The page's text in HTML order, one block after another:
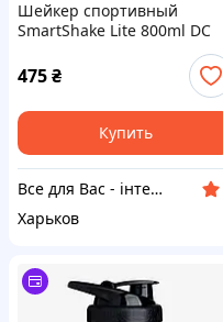
Шейкер спортивный
SmartShake Lite 800ml DC
Harley Quinn, Оригинал!
475₴
Купить
Все для Вас - інтернет магазин товарів для дому, спорту та відпочинку
Харьков